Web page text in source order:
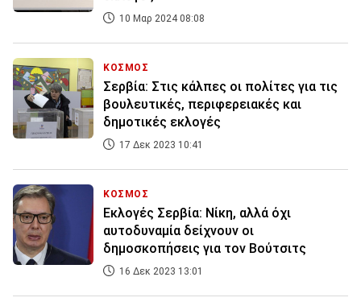
10 Μαρ 2024 08:08
ΚΟΣΜΟΣ
Σερβία: Στις κάλπες οι πολίτες για τις
βουλευτικές, περιφερειακές και
δημοτικές εκλογές
17 Δεκ 2023 10:41
ΚΟΣΜΟΣ
Εκλογές Σερβία: Νίκη, αλλά όχι
αυτοδυναμία δείχνουν οι
δημοσκοπήσεις για τον Βούτσιτς
16 Δεκ 2023 13:01